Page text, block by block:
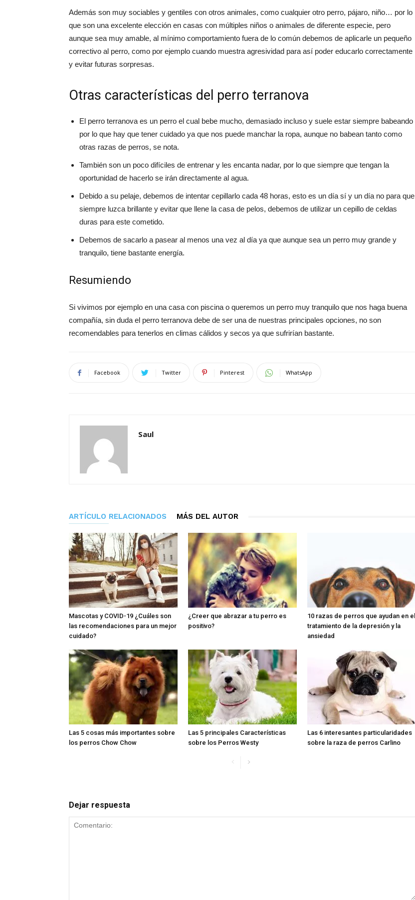
Además son muy sociables y gentiles con otros animales, como cualquier otro perro, pájaro, niño… por lo
que son una excelente elección en casas con múltiples niños o animales de diferente especie, pero
aunque sea muy amable, al mínimo comportamiento fuera de lo común debemos de aplicarle un pequeño
correctivo al perro, como por ejemplo cuando muestra agresividad para así poder educarlo correctamente
y evitar futuras sorpresas.
Otras características del perro terranova
El perro terranova es un perro el cual bebe mucho, demasiado incluso y suele estar siempre babeando
por lo que hay que tener cuidado ya que nos puede manchar la ropa, aunque no babean tanto como
otras razas de perros, se nota.
También son un poco difíciles de entrenar y les encanta nadar, por lo que siempre que tengan la
oportunidad de hacerlo se irán directamente al agua.
Debido a su pelaje, debemos de intentar cepillarlo cada 48 horas, esto es un día sí y un día no para que
siempre luzca brillante y evitar que llene la casa de pelos, debemos de utilizar un cepillo de celdas
duras para este cometido.
Debemos de sacarlo a pasear al menos una vez al día ya que aunque sea un perro muy grande y
tranquilo, tiene bastante energía.
Resumiendo
Si vivimos por ejemplo en una casa con piscina o queremos un perro muy tranquilo que nos haga buena
compañía, sin duda el perro terranova debe de ser una de nuestras principales opciones, no son
recomendables para tenerlos en climas cálidos y secos ya que sufrirían bastante.
Facebook Twitter Pinterest WhatsApp
Saul
ARTÍCULO RELACIONADOS MÁS DEL AUTOR
Mascotas y COVID-19 ¿Cuáles son
las recomendaciones para un mejor
cuidado?
¿Creer que abrazar a tu perro es
positivo?
10 razas de perros que ayudan en el
tratamiento de la depresión y la
ansiedad
Las 5 cosas más importantes sobre
los perros Chow Chow
Las 5 principales Características
sobre los Perros Westy
Las 6 interesantes particularidades
sobre la raza de perros Carlino
Dejar respuesta